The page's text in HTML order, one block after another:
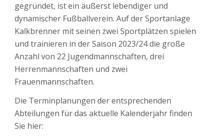
gegründet, ist ein äußerst lebendiger und
dynamischer Fußballverein. Auf der Sportanlage
Kalkbrenner mit seinen zwei Sportplätzen spielen
und trainieren in der Saison 2023/24 die große
Anzahl von 22 Jugendmannschaften, drei
Herrenmannschaften und zwei
Frauenmannschaften.
Die Terminplanungen der entsprechenden
Abteilungen für das aktuelle Kalenderjahr finden
Sie hier: